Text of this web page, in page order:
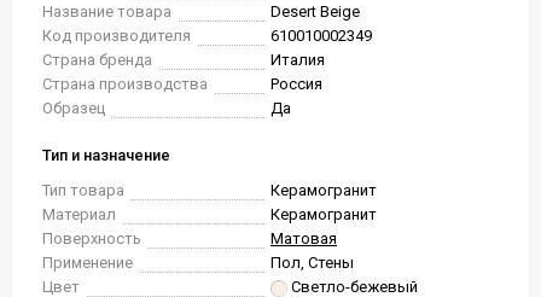
Название товара
Desert Beige
Код производителя
610010002349
Страна бренда
Италия
Страна производства
Россия
Образец
Да
Тип и назначение
Тип товара
Керамогранит
Материал
Керамогранит
Поверхность
Матовая
Применение
Пол, Стены
Цвет
Светло-бежевый